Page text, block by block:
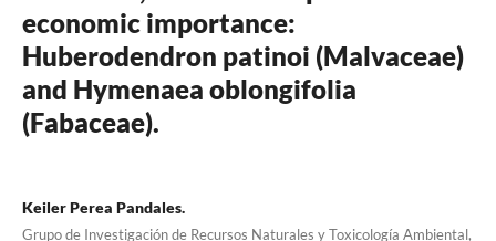
economic importance:
Huberodendron patinoi (Malvaceae)
and Hymenaea oblongifolia
(Fabaceae).
Keiler Perea Pandales.
Grupo de Investigación de Recursos Naturales y Toxicología Ambiental,